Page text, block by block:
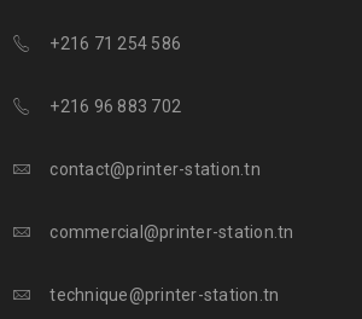
+216 71 254 586
+216 96 883 702
contact@printer-station.tn
commercial@printer-station.tn
technique@printer-station.tn